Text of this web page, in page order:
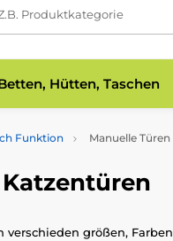
Produktkategorie
Hütten, Taschen
Funktion Manuelle Türen
größen,